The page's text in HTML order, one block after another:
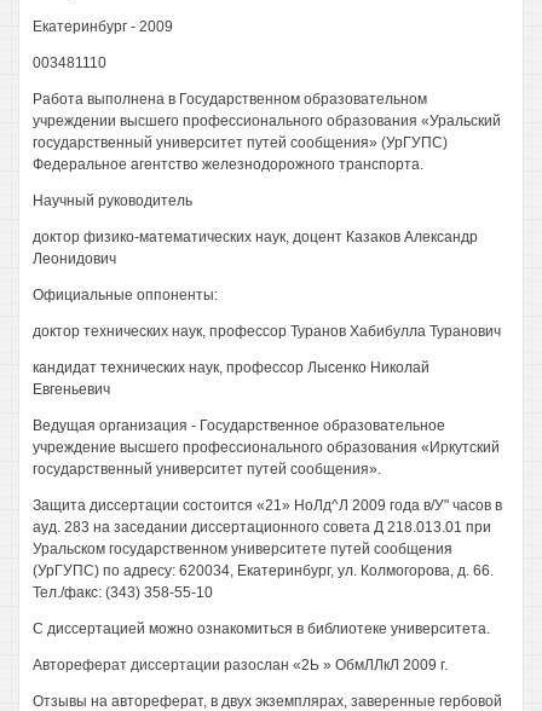
Екатеринбург - 2009
003481110
Работа выполнена в Государственном образовательном
учреждении высшего профессионального образования «Уральский
государственный университет путей сообщения» (УрГУПС)
Федеральное агентство железнодорожного транспорта.
Научный руководитель
доктор физико-математических наук, доцент Казаков Александр
Леонидович
Официальные оппоненты:
доктор технических наук, профессор Туранов Хабибулла Туранович
кандидат технических наук, профессор Лысенко Николай
Евгеньевич
Ведущая организация - Государственное образовательное
учреждение высшего профессионального образования «Иркутский
государственный университет путей сообщения».
Защита диссертации состоится «21» НоЛд^Л 2009 года в/У" часов в
ауд. 283 на заседании диссертационного совета Д 218.013.01 при
Уральском государственном университете путей сообщения
(УрГУПС) по адресу: 620034, Екатеринбург, ул. Колмогорова, д. 66.
Тел./факс: (343) 358-55-10
С диссертацией можно ознакомиться в библиотеке университета.
Автореферат диссертации разослан «2Ь » ОбмЛЛкЛ 2009 г.
Отзывы на автореферат, в двух экземплярах, заверенные гербовой